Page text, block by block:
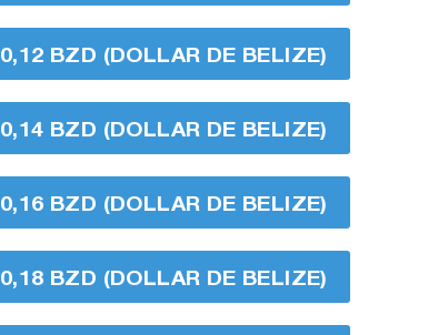
0,12 BZD (DOLLAR DE BELIZE)
0,14 BZD (DOLLAR DE BELIZE)
0,16 BZD (DOLLAR DE BELIZE)
0,18 BZD (DOLLAR DE BELIZE)